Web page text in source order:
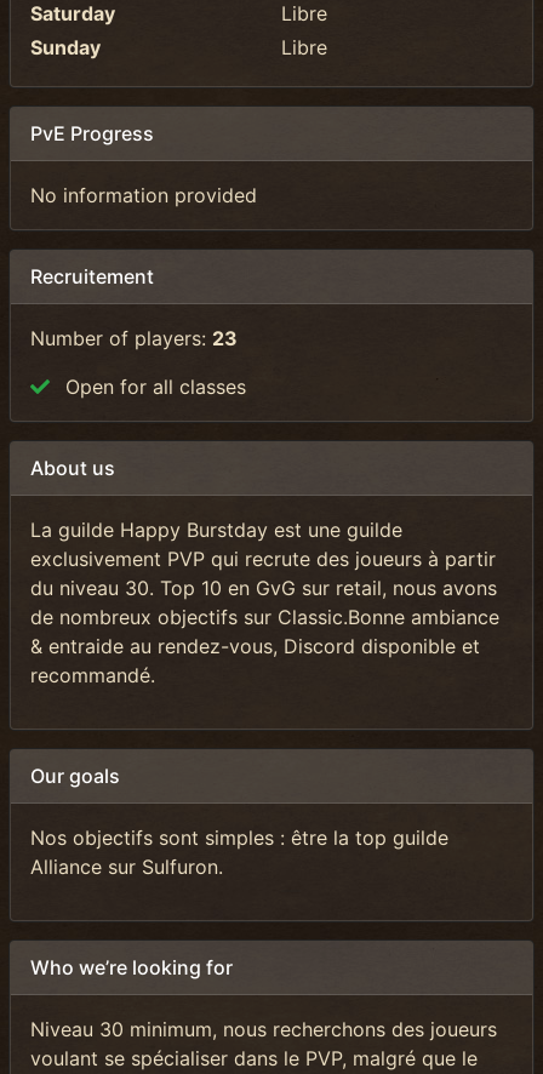
Saturday
Libre
Sunday
Libre
PvE Progress
No information provided
Recruitement
Number of players: 23
Open for all classes
About us
La guilde Happy Burstday est une guilde
exclusivement PVP qui recrute des joueurs à partir
du niveau 30. Top 10 en GvG sur retail, nous avons
de nombreux objectifs sur Classic.Bonne ambiance
& entraide au rendez-vous, Discord disponible et
recommandé.
Our goals
Nos objectifs sont simples : être la top guilde
Alliance sur Sulfuron.
Who we’re looking for
Niveau 30 minimum, nous recherchons des joueurs
voulant se spécialiser dans le PVP, malgré que le